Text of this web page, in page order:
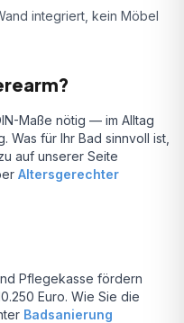
integriert, kein Möbel
Maße nötig — im Alltag
Was für Ihr Bad sinnvoll ist,
auf unserer Seite
Altersgerechter
Pflegekasse fördern
Euro. Wie Sie die
Badsanierung